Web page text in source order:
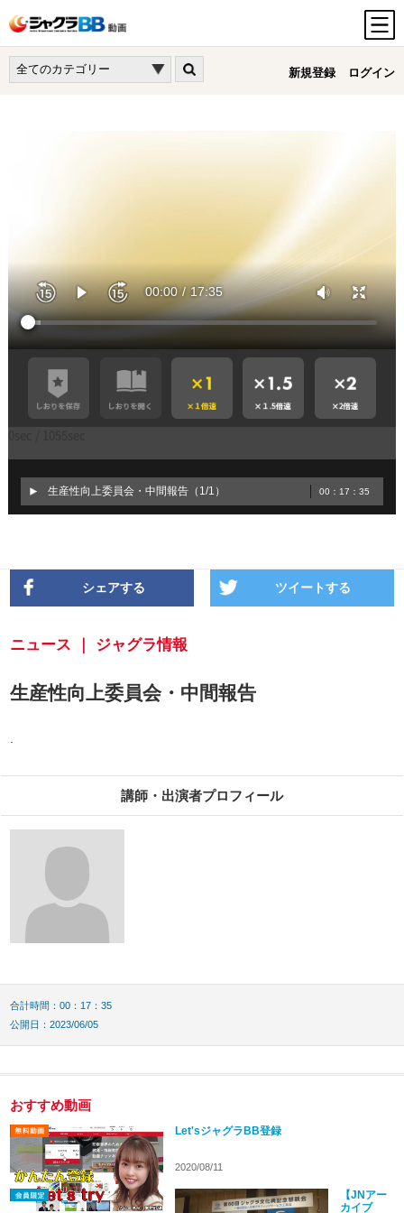
新規登録 ログイン
生産性向上委員会・中間報告（1/1） 00：17：35
シェアする ツイートする
ニュース ｜ ジャグラ情報
生産性向上委員会・中間報告
講師・出演者プロフィール
合計時間：00：17：35
公開日：2023/06/05
おすすめ動画
Let'sジャグラBB登録
2020/08/11
【JNアー
カイブ